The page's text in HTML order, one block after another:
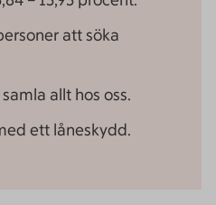
att söka
allt hos oss.
ett låneskydd.